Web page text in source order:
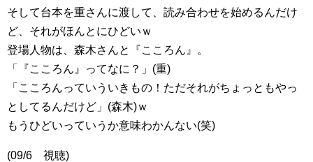
そして台本を重さんに渡して、読み合わせを始めるんだけ
ど、それがほんとにひどいｗ
登場人物は、森木さんと『こころん』。
「『こころん』ってなに？」(重)
「こころんっていういきもの！ただそれがちょっともやっ
としてるんだけど」(森木)ｗ
もうひどいっていうか意味わかんない(笑)
(09/6 視聴)